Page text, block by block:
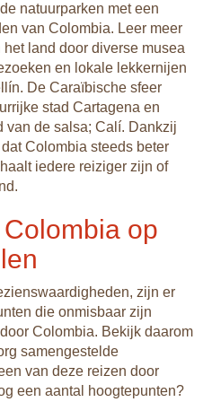
natuurparken met een
van Colombia. Leer meer
land door diverse musea
en lokale lekkernijen
De Caraïbische sfeer
stad Cartagena en
van de salsa; Calí. Dankzij
Colombia steeds beter
iedere reiziger zijn of
op
zijn er
die onmisbaar zijn
Colombia. Bekijk daarom
samengestelde
van deze reizen door
een aantal hoogtepunten?